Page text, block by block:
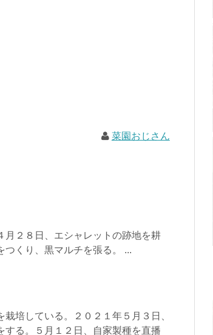
菜園おじさん
月２８日、エシャレットの跡地を耕
つくり、黒マルチを張る。 ...
培している。２０２１年５月３日、
する。５月１２日、自家製種を直播